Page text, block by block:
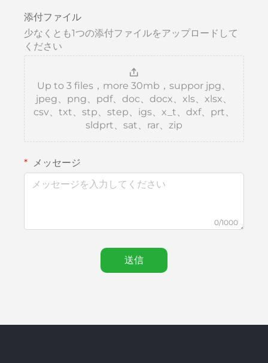
添付ファイル
少なくとも1つの添付ファイルをアップロードして
ください
Up to 3 files，more 30mb，suppor jpg、
jpeg、png、pdf、doc、docx、xls、xlsx、
csv、txt、stp、step、igs、x_t、dxf、prt、
sldprt、sat、rar、zip
メッセージ
0/1000
送信